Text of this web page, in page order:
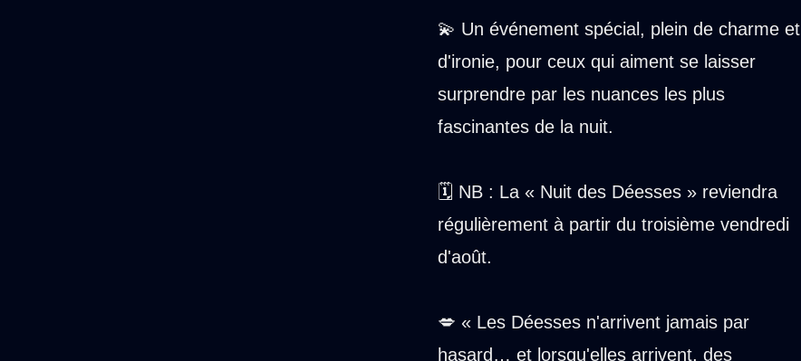
💫 Un événement spécial, plein de charme et
d'ironie, pour ceux qui aiment se laisser
surprendre par les nuances les plus
fascinantes de la nuit.
🗓️ NB : La « Nuit des Déesses » reviendra
régulièrement à partir du troisième vendredi
d'août.
💋 « Les Déesses n'arrivent jamais par
hasard… et lorsqu'elles arrivent, des